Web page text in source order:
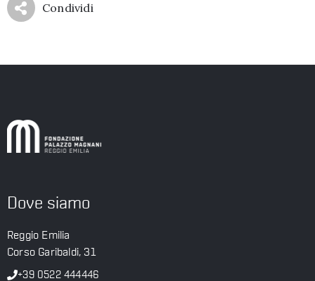
Condividi
Dove siamo
Reggio Emilia
Corso Garibaldi, 31
+39 0522 444446